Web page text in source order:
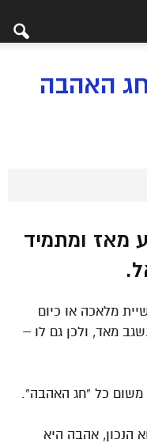
האהבה
מאז ומתמיד
מלאכה או כיום
מאד, ולכן גם לו –
משום כל “חג האהבה”.
הנכון, אהבה היא